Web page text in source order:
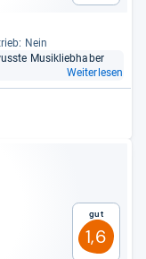
Nein
Musik­lieb­ha­ber
Weiterlesen
Gut
1,6